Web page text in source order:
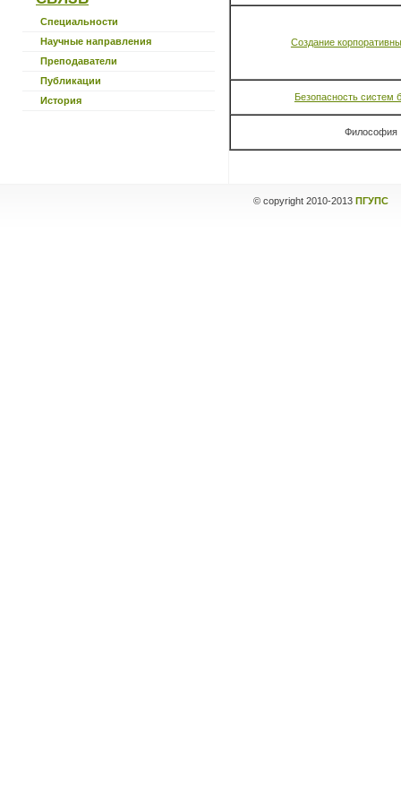
Специальности
Научные направления
Преподаватели
Публикации
История
Создание
Безопасность систем
Философия
© copyright 2010-2013 ПГУПС